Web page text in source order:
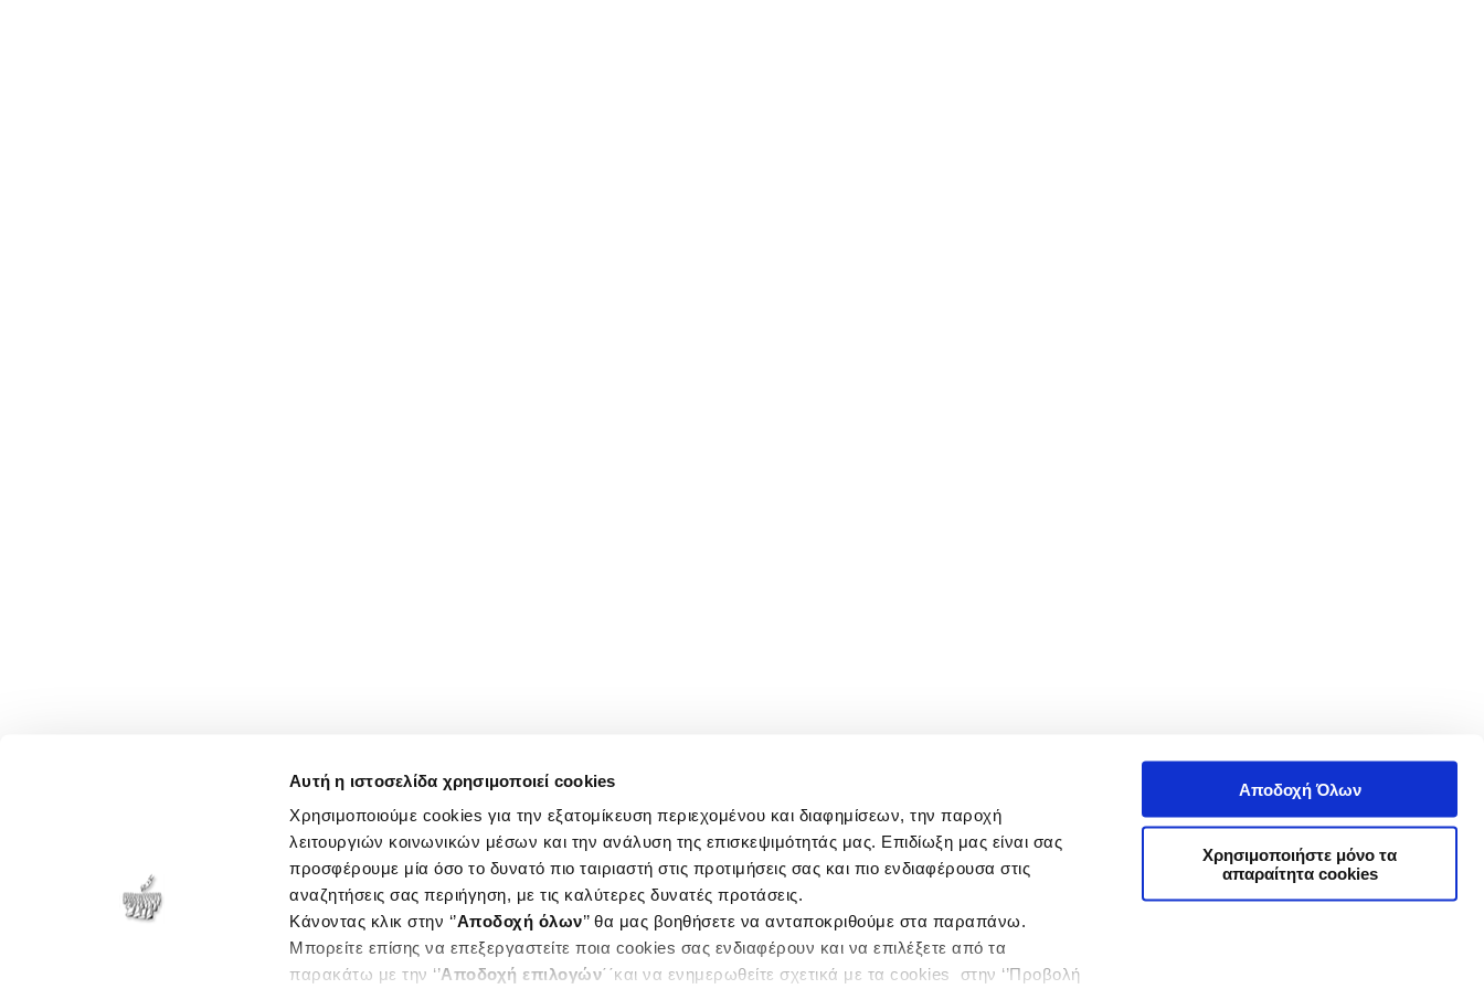
Αυτή η ιστοσελίδα χρησιμοποιεί cookies
Χρησιμοποιούμε cookies για την εξατομίκευση περιεχομένου και διαφημίσεων, την παροχή
λειτουργιών κοινωνικών μέσων και την ανάλυση της επισκεψιμότητάς μας. Επιδίωξη μας είναι σας
προσφέρουμε μία όσο το δυνατό πιο ταιριαστή στις προτιμήσεις σας και πιο ενδιαφέρουσα στις
αναζητήσεις σας περιήγηση, με τις καλύτερες δυνατές προτάσεις.
Κάνοντας κλικ στην ‘’Αποδοχή όλων’’ θα μας βοηθήσετε να ανταποκριθούμε στα παραπάνω.
Μπορείτε επίσης να επεξεργαστείτε ποια cookies σας ενδιαφέρουν και να επιλέξετε από τα
παρακάτω με την ‘’Αποδοχή επιλογών΄΄και να ενημερωθείτε σχετικά με τα cookies στην ‘’Προβολή
Αποδοχή Όλων
Χρησιμοποιήστε μόνο τα
απαραίτητα cookies